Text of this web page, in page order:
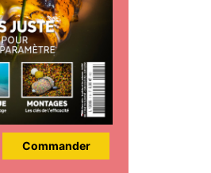
Commander